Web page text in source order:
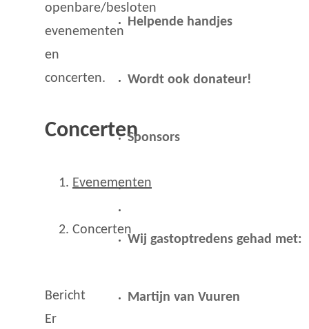
openbare/besloten
evenementen
en
concerten.
Concerten
Evenementen
Concerten
Bericht
Er
Helpende handjes
Wordt ook donateur!
Sponsors
Wij gastoptredens gehad met:
Martijn van Vuuren